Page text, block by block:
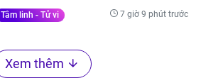
Tâm linh - Tử vi 7 giờ 9 phút trước
Xem thêm